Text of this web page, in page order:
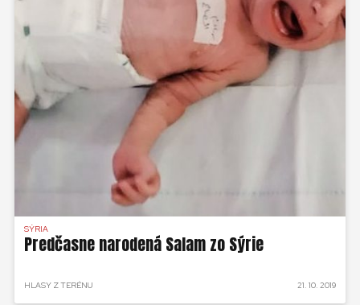
SÝRIA
Predčasne narodená Salam zo Sýrie
HLASY Z TERÉNU 21. 10. 2019